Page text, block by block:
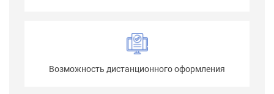
Возможность дистанционного оформления